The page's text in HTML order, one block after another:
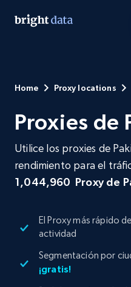
Home Proxy locations
Proxies de
Utilice los proxies de
rendimiento para el
1,044,960 Proxy de
El Proxy más rápido
actividad
Segmentación por
¡gratis!